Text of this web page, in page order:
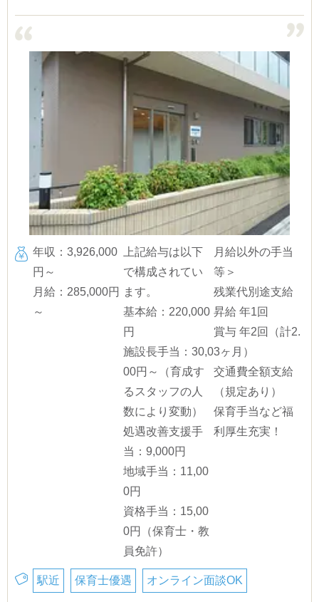
年収：3,926,000
円～
月給：285,000円
～
上記給与は以下
で構成されてい
ます。
基本給：220,000
円
施設長手当：30,0
00円～（育成す
るスタッフの人
数により変動）
処遇改善支援手
当：9,000円
地域手当：11,00
0円
資格手当：15,00
0円（保育士・教
員免許）
月給以外の手当
等＞
残業代別途支給
昇給 年1回
賞与 年2回（計2.
3ヶ月）
交通費全額支給
（規定あり）
保育手当など福
利厚生充実！
駅近 保育士優遇 オンライン面談OK